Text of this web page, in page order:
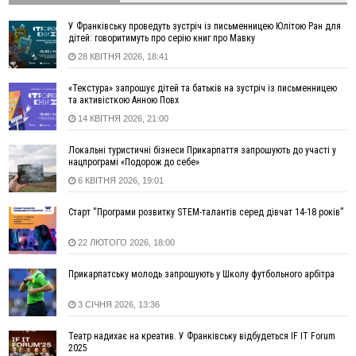
17:20
Українці подали рекордну кількість заяв до університетів.
Які спеціальності обирають
16:43
Зарплати на Прикарпатті за місяць зросли на 10%, але до
середньої по Україні ще далеко
був повторно затриманий
15:54
Прикарпатець прийшов у Пенсійний та заявив поліції про
гранату, бо йому не нарахували пенсію
14:59
У Болгарії затримали прикарпатця, який виготовляв
наркотики для міжнародного синдикату
14:47
Стефанішина отримала нову підозру. Їй обирають
14:02
«Пілот з Лондона» видурив у жительки Коломийщини
майже 64 тисячі гривень
13:13
У четвер на Прикарпатті очікується сильна спека до 39°
13:00
На Снятинщині спіймали чоловіка, який зливав з цистерни
у полі невідому речовину
12:29
У МОЗ змінили підхід до госпіталізації та оновили правила
роботи стаціонарів
12:07
На межі Прикарпаття і Тернопільщини невідомі засипали
У Франківську проведуть зустріч із письменницею Юлітою Ран для
дітей: говоритимуть про серію книг про Мавку
28 КВІТНЯ 2026, 18:41
«Текстура» запрошує дітей та батьків на зустріч із письменницею
та активісткою Анною Повх
14 КВІТНЯ 2026, 21:00
Локальні туристичні бізнеси Прикарпаття запрошують до участі у
нацпрограмі «Подорож до себе»
6 КВІТНЯ 2026, 19:01
Старт “Програми розвитку STEM-талантів серед дівчат 14-18 років”
22 ЛЮТОГО 2026, 18:00
Прикарпатську молодь запрошують у Школу футбольного арбітра
3 СІЧНЯ 2026, 13:36
Театр надихає на креатив. У Франківську відбудеться IF IT Forum
2025